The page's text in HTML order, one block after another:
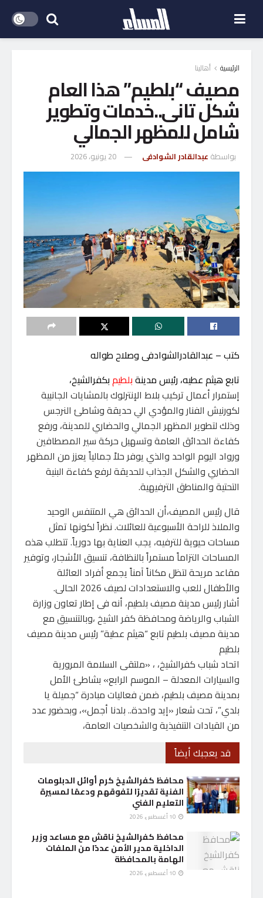
الرئيسية أهالينا
مصيف “بلطيم” هذا العام
شكل تانى..خدمات وتطوير
شامل للمظهر الجمالي
بواسطة عبدالقادر الشوادفى 20 يونيو، 2026
كتب – عبدالقادرالشوادفى وصلاح طواله
تابع هيثم عطيه، رئيس مدينةبلطيمبكفرالشيخ،
إستمرار أعمال تركيب بلاط الإنترلوك بالمشايات الجانبية
لكورنيش الفنار والمؤدي الي حديقة وشاطئ النرجس
وذلك لتطوير المظهر الجمالي والحضاري للمدينة، ورفع
كفاءة الحدائق العامة وتسهيل حركة سير المصطافين
ورواد اليوم الواحد والذي يوفر حلاً جمالياً يعزز من المظهر
الحضاري والشكل الجذاب للحديقة لرفع كفاءة البنية
التحتية والمناطق الترفيهية.
قال رئيس المصيف،أن الحدائق هي المتنفس الوحيد
والملاذ للراحة الأسبوعية للعائلات. نظراً لكونها تمثل
مساحات حيوية للترفيه، يجب العناية بها دورياً. تتطلب هذه
المساحات التزاماً مستمراً بالنظافة، تنسيق الأشجار، وتوفير
مقاعد مريحة لتظل مكاناً آمناً يجمع أفراد العائلة
والأطفال للعب والاستعدادات لصيف 2026 الحالى.
أشار رئيس مدينة مصيف بلطيم، أنه فى إطار تعاون وزارة
الشباب والرياضة ومحافظة كفر الشيخ ،وبالتنسيق مع
مدينة مصيف بلطيم تابع “هيثم عطية” رئيس مدينة مصيف
بلطيم
اتحاد شباب كفرالشيخ، ، «ملتقى السلامة المرورية
والسيارات المعدلة – الموسم الرابع» بشاطئ الأمل
بمدينة مصيف بلطيم، ضمن فعاليات مبادرة “جميلة يا
بلدي”، تحت شعار «إيد واحدة.. بلدنا أجمل»، وبحضور عدد
من القيادات التنفيذية والشخصيات العامة،
قد يعجبك أيضاً
محافظ كفرالشيخ كرم أوائل الدبلومات
الفنية تقديرًا لتفوقهم ودعمًا لمسيرة
التعليم الفني
محافظ كفرالشيخ ناقش مع مساعد وزير
الداخلية مدير الأمن عددًا من الملفات
الهامة بالمحافظة